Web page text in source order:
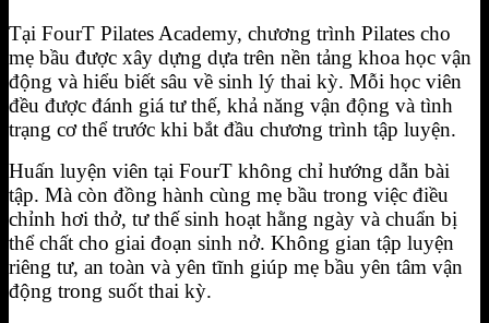
Tại FourT Pilates Academy, chương trình Pilates cho
mẹ bầu được xây dựng dựa trên nền tảng khoa học vận
động và hiểu biết sâu về sinh lý thai kỳ. Mỗi học viên
đều được đánh giá tư thế, khả năng vận động và tình
trạng cơ thể trước khi bắt đầu chương trình tập luyện.
Huấn luyện viên tại FourT không chỉ hướng dẫn bài
tập. Mà còn đồng hành cùng mẹ bầu trong việc điều
chỉnh hơi thở, tư thế sinh hoạt hằng ngày và chuẩn bị
thể chất cho giai đoạn sinh nở. Không gian tập luyện
riêng tư, an toàn và yên tĩnh giúp mẹ bầu yên tâm vận
động trong suốt thai kỳ.